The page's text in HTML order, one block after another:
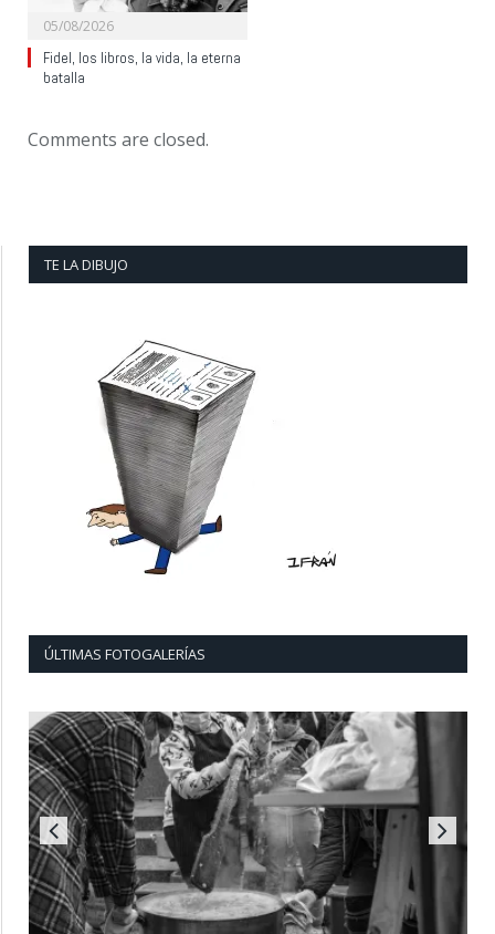
05/08/2026
Fidel, los libros, la vida, la eterna
batalla
Comments are closed.
TE LA DIBUJO
ÚLTIMAS FOTOGALERÍAS